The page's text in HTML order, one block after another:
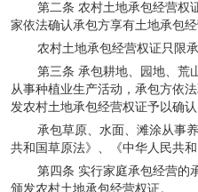
第二条 农村土地承包经营权
家依法确认承包方享有土地承包经
农村土地承包经营权证只限承
第三条 承包耕地、园地、荒
从事种植业生产活动，承包方依
发农村土地承包经营权证予以确认
承包草原、水面、滩涂从事
共和国草原法》、《中华人民共
第四条 实行家庭承包经营的
颁发农村土地承包经营权证。